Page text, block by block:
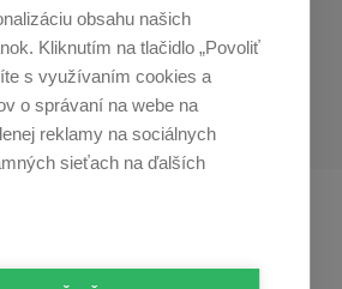
obsahu našich
Kliknutím na tlačidlo „Povoliť
s využívaním cookies a
o správaní na webe na
reklamy na sociálnych
sieťach na ďalších
predstavujeme